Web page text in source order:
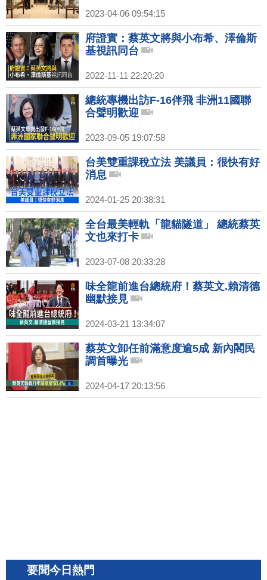
2023-04-06 09:54:15
府證實：蔡英文將與小布希、澤倫斯
基視訊同台
2022-11-11 22:20:20
總統專機出訪F-16伴飛 非洲11國聯
合聲明歡迎
2023-09-05 19:07:58
台美雙重課稅立法 美議員：很快有好
消息
2024-01-25 20:38:31
全台最美輕軌「龍貓隧道」 總統蔡英
文也來打卡
2023-07-08 20:33:28
味全龍前進台總統府！蔡英文.賴清德
幽默接見
2024-03-21 13:34:07
蔡英文卸任前滿意度逾5成 新內閣民
調首曝光
2024-04-17 20:13:56
要聞今日熱門